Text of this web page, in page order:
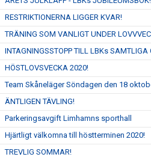
RESTRIKTIONERNA LIGGER KVAR!
TRÄNING SOM VANLIGT UNDER
INTAGNINGSSTOPP TILL LBKs SAMTLIGA
HÖSTLOVSVECKA 2020!
Team Skåneläger Söndagen den 18
ÄNTLIGEN TÄVLING!
Parkeringsavgift Limhamns sporthall
Hjärtligt välkomna till höstterminen 2020!
TREVLIG SOMMAR!